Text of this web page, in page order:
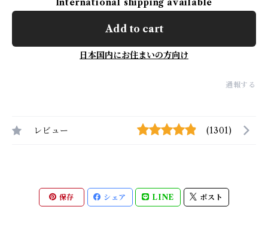
International shipping available
Add to cart
日本国内にお住まいの方向け
通報する
レビュー (1301)
保存 シェア LINE ポスト